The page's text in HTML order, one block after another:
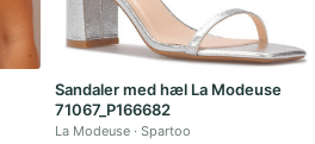
Sandaler med hæl La Modeuse
71067_P166682
La Modeuse Spartoo